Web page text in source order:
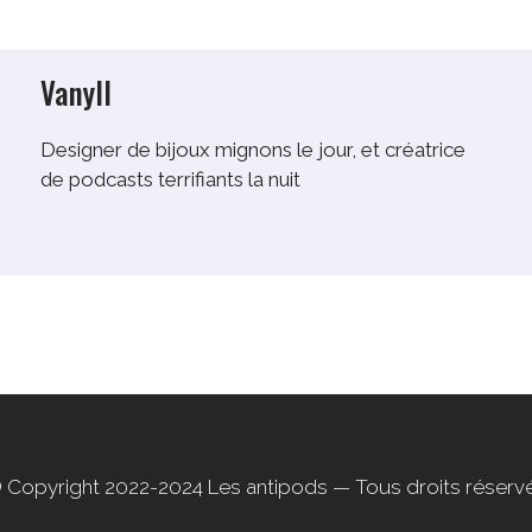
Vanyll
Designer de bijoux mignons le jour, et créatrice
de podcasts terrifiants la nuit
2022-2024 Les antipods — Tous droits